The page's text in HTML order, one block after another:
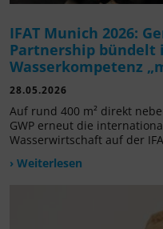
IFAT Munich 2026:
Partnership
Wasserkompetenz
28.05.2026
Auf rund 400 m² direkt
GWP erneut die
Wasserwirtschaft auf der
› Weiterlesen